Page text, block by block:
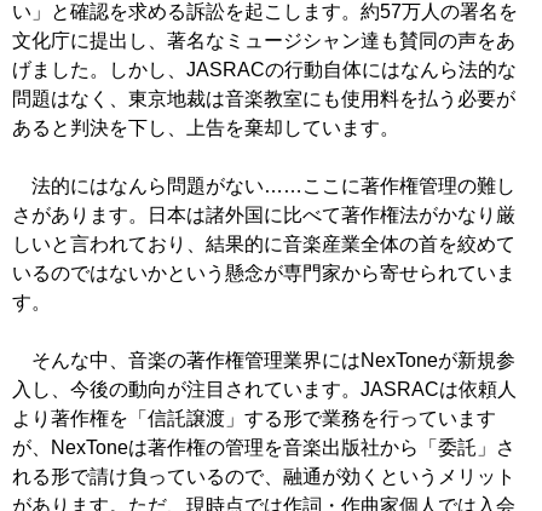
い」と確認を求める訴訟を起こします。約57万人の署名を
文化庁に提出し、著名なミュージシャン達も賛同の声をあ
げました。しかし、JASRACの行動自体にはなんら法的な
問題はなく、東京地裁は音楽教室にも使用料を払う必要が
あると判決を下し、上告を棄却しています。
法的にはなんら問題がない……ここに著作権管理の難し
さがあります。日本は諸外国に比べて著作権法がかなり厳
しいと言われており、結果的に音楽産業全体の首を絞めて
いるのではないかという懸念が専門家から寄せられていま
す。
そんな中、音楽の著作権管理業界にはNexToneが新規参
入し、今後の動向が注目されています。JASRACは依頼人
より著作権を「信託譲渡」する形で業務を行っています
が、NexToneは著作権の管理を音楽出版社から「委託」さ
れる形で請け負っているので、融通が効くというメリット
があります。ただ、現時点では作詞・作曲家個人では入会